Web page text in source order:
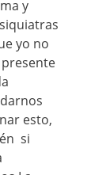
y
yo no
esto,
si